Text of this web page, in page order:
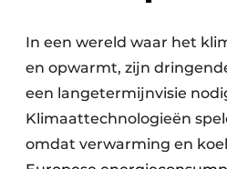
In een wereld waar het
en opwarmt, zijn
een langetermijnvisie
Klimaattechnologieën
omdat verwarming en